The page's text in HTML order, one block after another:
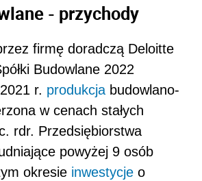
- przychody
firmę doradczą Deloitte
Budowlane 2022
r. produkcja budowlano-
w cenach stałych
rdr. Przedsiębiorstwa
powyżej 9 osób
okresie inwestycje o